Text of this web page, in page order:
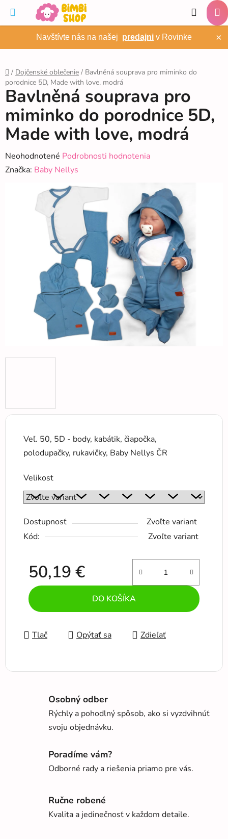
obsah
Navštívte nás na našej predajni v Rovinke ×
Hľadať
Domov
/ Dojčenské oblečenie / Bavlněná souprava pro miminko do
porodnice 5D, Made with love, modrá
Veľ. 50, 5D - body, kabátik, čiapočka,
polodupačky, rukavičky, Baby Nellys ČR
Velikost
Dostupnosť
Zvoľte variant
Kód:
Zvoľte variant
50,19 €
Jednotková cena:
DO KOŠÍKA
Tlač Opýtať sa Zdieľať
Bavlněná souprava pro
miminko do porodnice 5D,
Made with love, modrá
Priemerné
hodnotenie
Neohodnotené Podrobnosti hodnotenia
Značka: Baby Nellys
Osobný odber
Rýchly a pohodlný spôsob, ako si vyzdvihnúť
svoju objednávku.
Poradíme vám?
Odborné rady a riešenia priamo pre vás.
Ručne robené
Kvalita a jedinečnosť v každom detaile.